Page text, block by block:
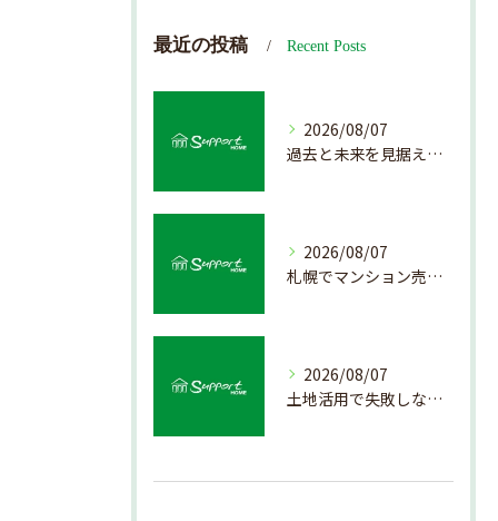
最近の投稿 Recent Posts
2026/08/07
過去と未来を見据えた戸建て売却の秘訣
2026/08/07
札幌でマンション売却を成功させる査定と価格の見極め方
2026/08/07
土地活用で失敗しない売却準備のポイント